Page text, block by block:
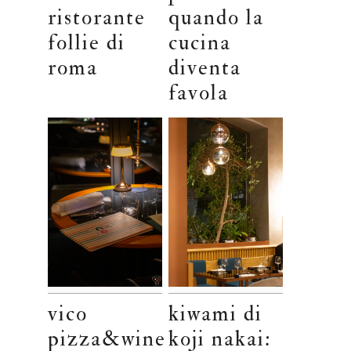
ristorante
follie di
roma
quando la
cucina
diventa
favola
vico
pizza&wine
kiwami di
koji nakai: